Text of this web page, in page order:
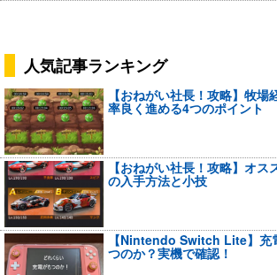
人気記事ランキング
【おねがい社長！攻略】牧場
率良く進める4つのポイント
【おねがい社長！攻略】オス
の入手方法と小技
【Nintendo Switch Lite】充
つのか？実機で確認！